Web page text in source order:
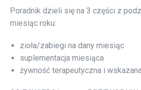
Poradnik dzieli się na 3 części z
miesiąc roku:
zioła/zabiegi na dany miesiąc
suplementacja miesiąca
żywność terapeutyczna i